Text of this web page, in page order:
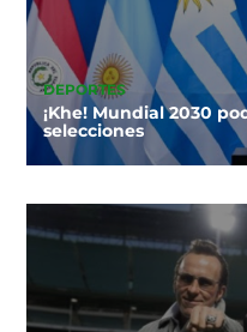
DEPORTES
¡Khe! Mundial 2030
selecciones